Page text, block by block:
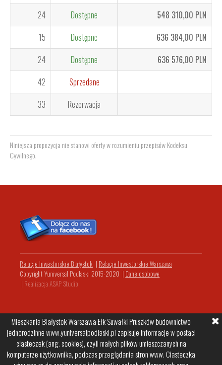
24
Dostępne
548 310,00 PLN
15
Dostępne
636 384,00 PLN
24
Dostępne
636 576,00 PLN
42
Sprzedane
33
Rezerwacja
Niniejsza propozycja nie stanowi oferty w rozumieniu przepisów Kodeksu
Cywilnego.
Relacje Inwestorskie Białystok | Relacje Inwestorskie Warszawa
Copyright Yuniversal Podlaski 2015-2020 | Dane osobowe
| Realizacja ASAP Studio
Mieszkania Białystok Warszawa Ełk Suwałki Pruszków budownictwo
jednorodzinne www.yuniversalpodlaski.pl zapisuje informacje w postaci
ciasteczek (ang. cookies), czyli małych plików umieszczanych na
komputerze użytkownika, podczas przeglądania stron www. Ciasteczka